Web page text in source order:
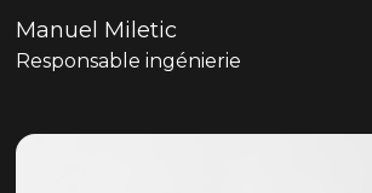
Manuel Miletic
Responsable ingénierie